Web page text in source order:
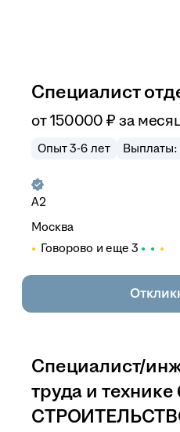
Специалист
от150 000 ₽ за
Опыт 3-6 лет Выплаты:
А2
Москва
Говорово и еще 3
Специалист/
труда и технике